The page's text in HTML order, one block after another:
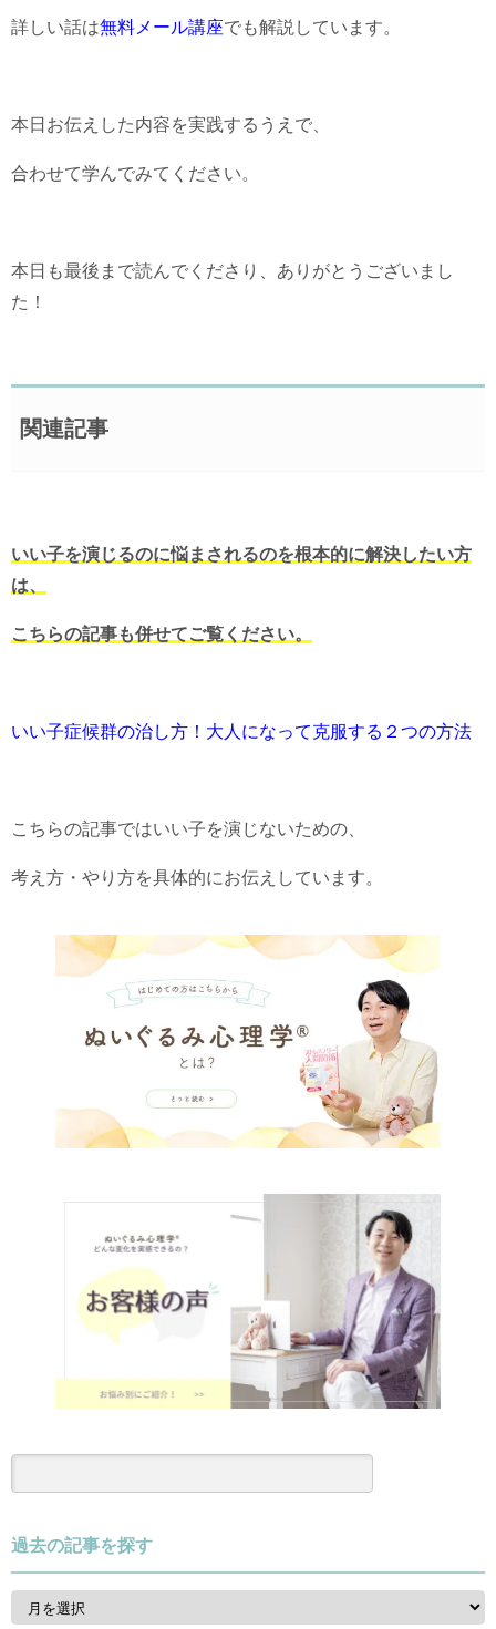
詳しい話は無料メール講座でも解説しています。
本日お伝えした内容を実践するうえで、
合わせて学んでみてください。
本日も最後まで読んでくださり、ありがとうございまし
た！
関連記事
いい子を演じるのに悩まされるのを根本的に解決したい方
は、
こちらの記事も併せてご覧ください。
いい子症候群の治し方！大人になって克服する２つの方法
こちらの記事ではいい子を演じないための、
考え方・やり方を具体的にお伝えしています。
過去の記事を探す